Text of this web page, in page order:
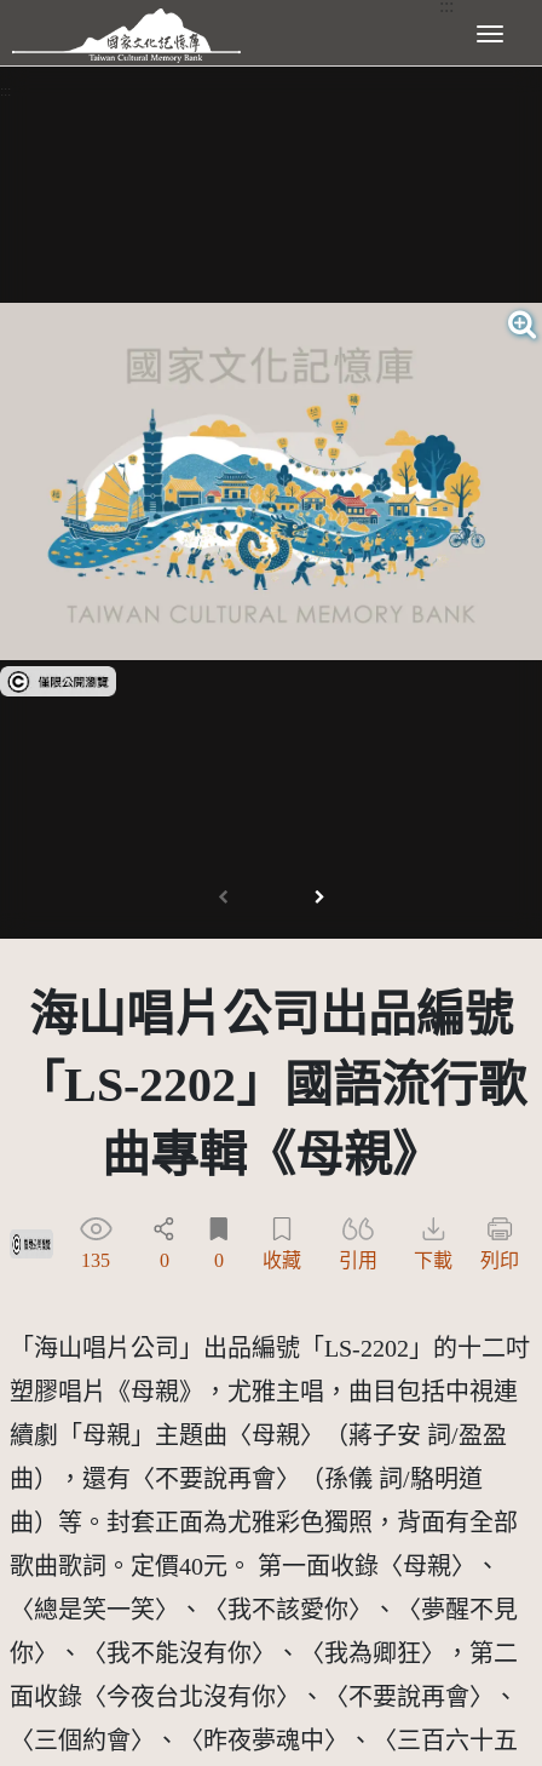
跳到主要內容區塊 展開選單
:::
受著作權法保護-僅限於本平台有限度公開瀏覽
海山唱片公司出品編號
「LS-2202」國語流行歌
曲專輯《母親》
受著作權法保護-僅限於本平台有限度公開瀏覽
135 0 0 收藏 引用 下載 列印
「海山唱片公司」出品編號「LS-2202」的十二吋
塑膠唱片《母親》，尤雅主唱，曲目包括中視連
續劇「母親」主題曲〈母親〉（蔣子安 詞/盈盈
曲），還有〈不要說再會〉（孫儀 詞/駱明道
曲）等。封套正面為尤雅彩色獨照，背面有全部
歌曲歌詞。定價40元。 第一面收錄〈母親〉、
〈總是笑一笑〉、〈我不該愛你〉、〈夢醒不見
你〉、〈我不能沒有你〉、〈我為卿狂〉，第二
面收錄〈今夜台北沒有你〉、〈不要說再會〉、
〈三個約會〉、〈昨夜夢魂中〉、〈三百六十五